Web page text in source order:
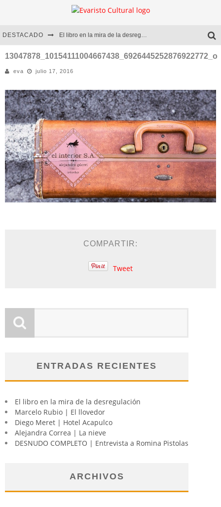
DESTACADO El libro en la mira de la desregulación
Marcelo Rubio | El llovedor
Diego Meret | Hotel Acapulco
Alejandra Correa | La nieve
13047878_10154111004667438_6926445252876922772_o
eva julio 17, 2016
COMPARTIR:
Tweet
ENTRADAS RECIENTES
El libro en la mira de la desregulación
Marcelo Rubio | El llovedor
Diego Meret | Hotel Acapulco
Alejandra Correa | La nieve
DESNUDO COMPLETO | Entrevista a Romina Pistolas
ARCHIVOS